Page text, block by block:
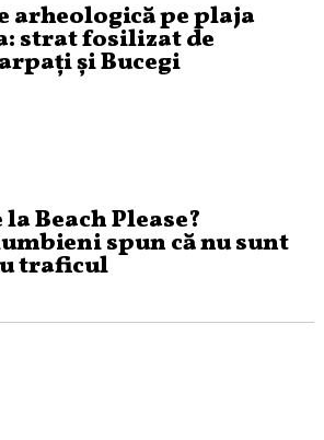
arheologică pe plaja
strat fosilizat de
și Bucegi
Beach Please?
spun că nu sunt
traficul